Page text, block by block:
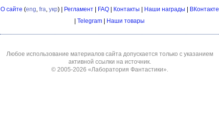
О сайте (eng, fra, укр) | Регламент| FAQ| Контакты Наши награды
ВКонтакте
Telegram Наши товары
Любое использование материалов сайта допускается только с указанием
активной ссылки на источник.
© 2005-2026 «Лаборатория Фантастики».